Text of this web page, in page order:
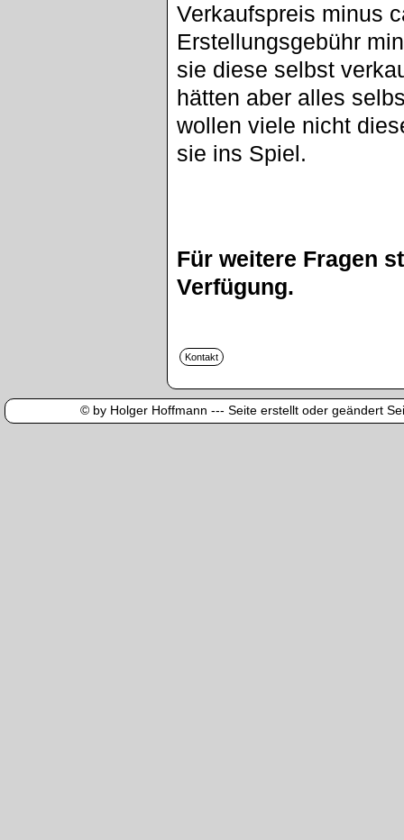
Verkaufspreis minus
Erstellungsgebühr
sie diese selbst
hätten aber alles
wollen viele nicht
sie ins Spiel.
Für weitere Fragen
Verfügung.
© by Holger Hoffmann --- Seite erstellt oder geändert